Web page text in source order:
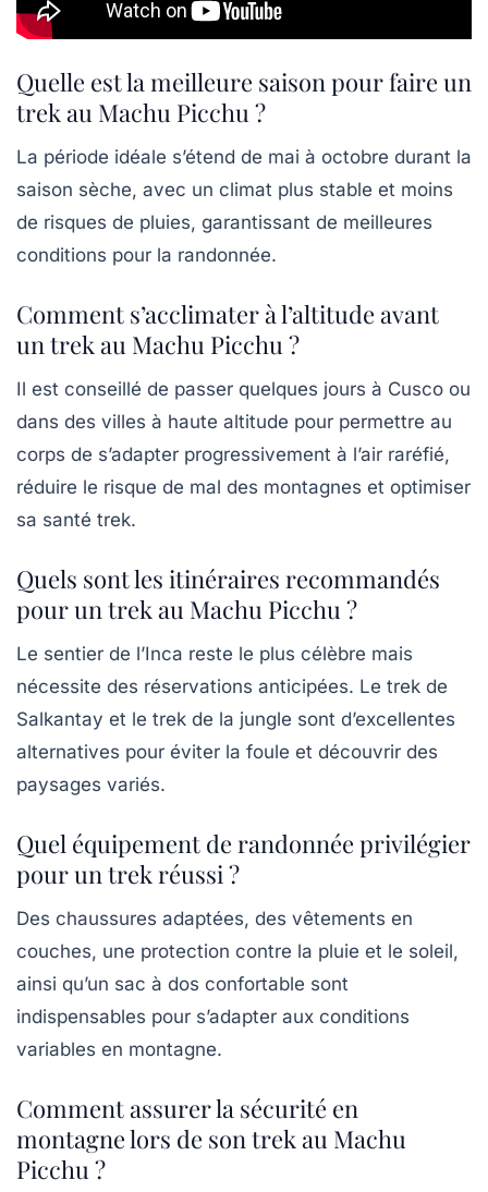
Quelle est la meilleure saison pour faire un
trek au Machu Picchu ?
La période idéale s’étend de mai à octobre durant la
saison sèche, avec un climat plus stable et moins
de risques de pluies, garantissant de meilleures
conditions pour la randonnée.
Comment s’acclimater à l’altitude avant
un trek au Machu Picchu ?
Il est conseillé de passer quelques jours à Cusco ou
dans des villes à haute altitude pour permettre au
corps de s’adapter progressivement à l’air raréfié,
réduire le risque de mal des montagnes et optimiser
sa santé trek.
Quels sont les itinéraires recommandés
pour un trek au Machu Picchu ?
Le sentier de l’Inca reste le plus célèbre mais
nécessite des réservations anticipées. Le trek de
Salkantay et le trek de la jungle sont d’excellentes
alternatives pour éviter la foule et découvrir des
paysages variés.
Quel équipement de randonnée privilégier
pour un trek réussi ?
Des chaussures adaptées, des vêtements en
couches, une protection contre la pluie et le soleil,
ainsi qu’un sac à dos confortable sont
indispensables pour s’adapter aux conditions
variables en montagne.
Comment assurer la sécurité en
montagne lors de son trek au Machu
Picchu ?